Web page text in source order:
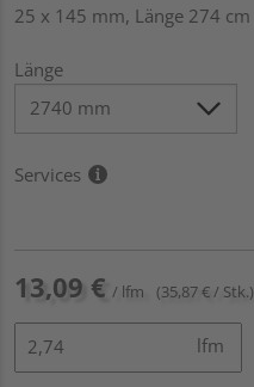
25 x 145 mm, Länge 274 cm
Länge
Services
13,09 € / lfm (35,87 € / Stk.)
lfm